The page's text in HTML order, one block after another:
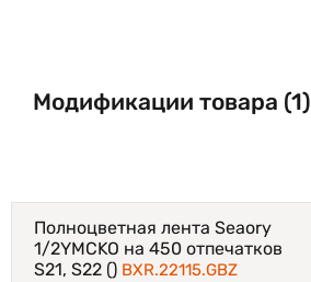
Модификации товара (1)
Полноцветная лента Seaory
1/2YMCKO на 450 отпечатков
S21, S22 () BXR.22115.GBZ